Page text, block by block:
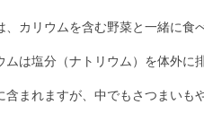
カリウムを含む野菜と一緒に食
は塩分（ナトリウム）を体外に
含まれますが、中でもさつまい